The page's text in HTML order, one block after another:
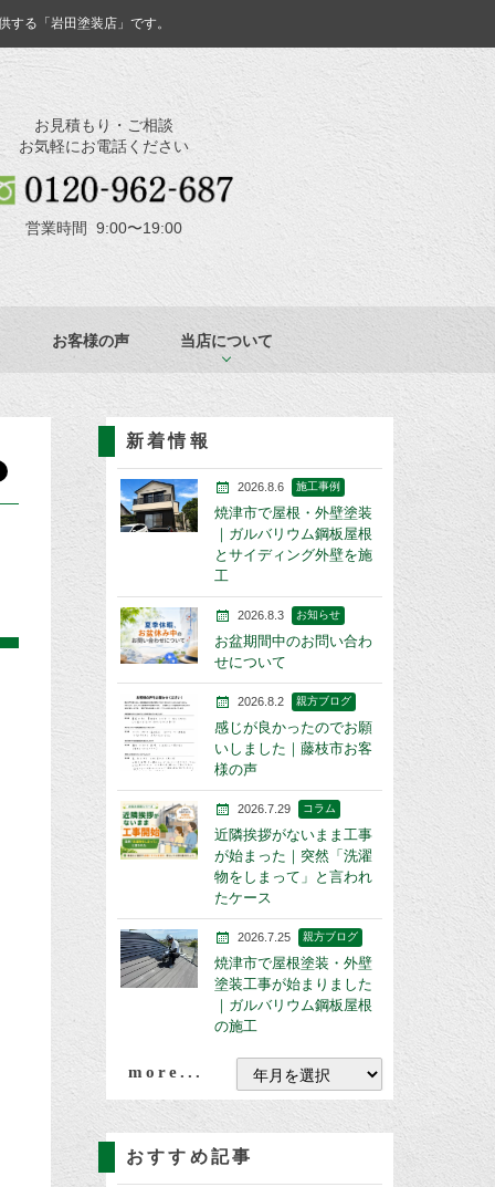
する「岩田塗装店」です。
お見積もり・ご相談
お気軽にお電話ください
営業時間 9:00〜19:00
お客様の声 当店について
新着情報
2026.8.6 施工事例
焼津市で屋根・外壁塗装
｜ガルバリウム鋼板屋根
とサイディング外壁を施
工
2026.8.3 お知らせ
お盆期間中のお問い合わ
せについて
2026.8.2 親方ブログ
感じが良かったのでお願
いしました｜藤枝市お客
様の声
2026.7.29 コラム
近隣挨拶がないまま工事
が始まった｜突然「洗濯
物をしまって」と言われ
たケース
2026.7.25 親方ブログ
焼津市で屋根塗装・外壁
塗装工事が始まりました
｜ガルバリウム鋼板屋根
の施工
more...
おすすめ記事